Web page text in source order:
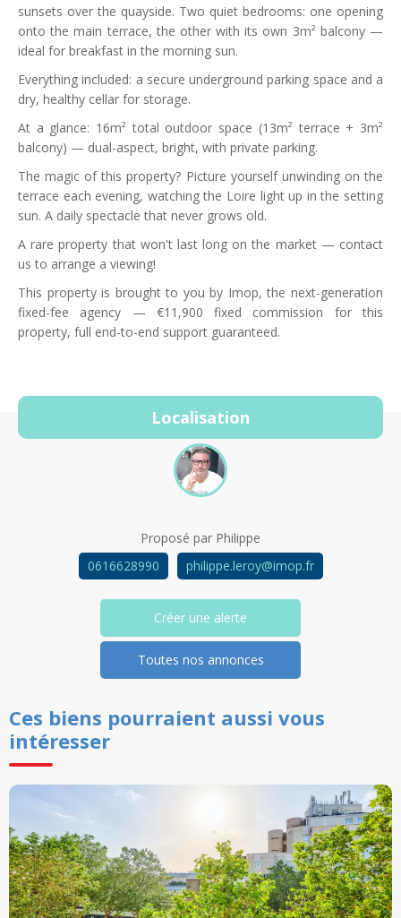
sunsets over the quayside. Two quiet bedrooms: one opening
onto the main terrace, the other with its own 3m² balcony —
ideal for breakfast in the morning sun.
Everything included: a secure underground parking space and a
dry, healthy cellar for storage.
At a glance: 16m² total outdoor space (13m² terrace + 3m²
balcony) — dual-aspect, bright, with private parking.
The magic of this property? Picture yourself unwinding on the
terrace each evening, watching the Loire light up in the setting
sun. A daily spectacle that never grows old.
A rare property that won't last long on the market — contact
us to arrange a viewing!
This property is brought to you by Imop, the next-generation
fixed-fee agency — €11,900 fixed commission for this
property, full end-to-end support guaranteed.
Localisation
Proposé par Philippe
0616628990
philippe.leroy@imop.fr
Créer une alerte
Toutes nos annonces
Ces biens pourraient aussi vous
intéresser